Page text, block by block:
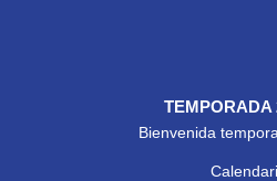
TEMPORADA
Bienvenida